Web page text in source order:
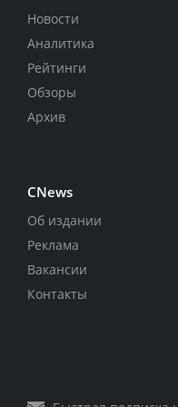
Новости
Аналитика
Рейтинги
Обзоры
Архив
CNews
Об издании
Реклама
Вакансии
Контакты